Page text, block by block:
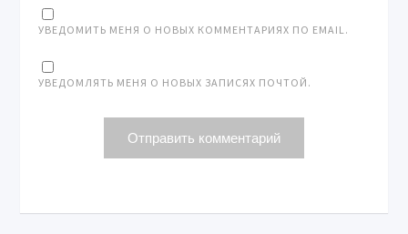
УВЕДОМИТЬ МЕНЯ О НОВЫХ КОММЕНТАРИЯХ ПО EMAIL.
УВЕДОМЛЯТЬ МЕНЯ О НОВЫХ ЗАПИСЯХ ПОЧТОЙ.